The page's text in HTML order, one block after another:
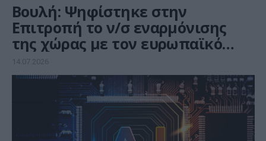
Βουλή: Ψηφίστηκε στην
Επιτροπή το ν/σ εναρμόνισης
της χώρας με τον ευρωπαϊκό
κανονισμό για την τεχνητή
νοημοσύνη
14.07.2026